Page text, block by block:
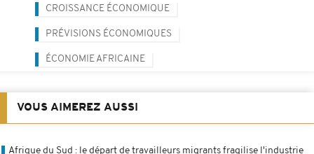
CROISSANCE ÉCONOMIQUE
PRÉVISIONS ÉCONOMIQUES
ÉCONOMIE AFRICAINE
VOUS AIMEREZ AUSSI
Afrique du Sud : le départ de travailleurs migrants fragilise l'industrie